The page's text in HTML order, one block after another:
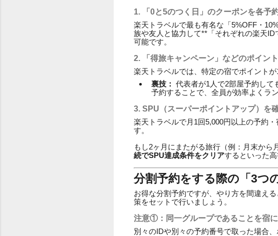
1. 「0と5のつく日」のクーポンを各予
楽天トラベルで最も有名な「5%OFF・
族や友人と協力して**「それぞれの楽天
可能です。
2. 「得旅キャンペーン」などのポイン
楽天トラベルでは、特定の宿でポイント
裏技： 代表者が1人で2部屋予約して
予約することで、全員が効率よくラ
3. SPU（スーパーポイントアップ）を
楽天トラベルで月1回5,000円以上の予約
す。
もし2ヶ月にまたがる旅行（例：月末から
続でSPU達成条件をクリアするといった高
分割予約をする際の「3つ
お得な分割予約ですが、やり方を間違え
策をセットで行いましょう。
注意①：同一グループであることを宿
別々のIDや別々の予約番号で取った場合